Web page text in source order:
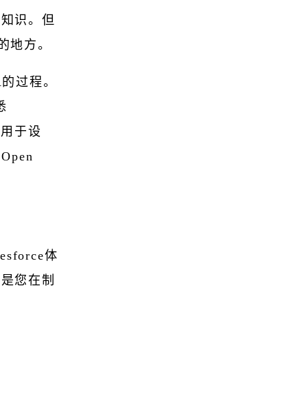
识。但
地方。
过程。
于设
体
您在制